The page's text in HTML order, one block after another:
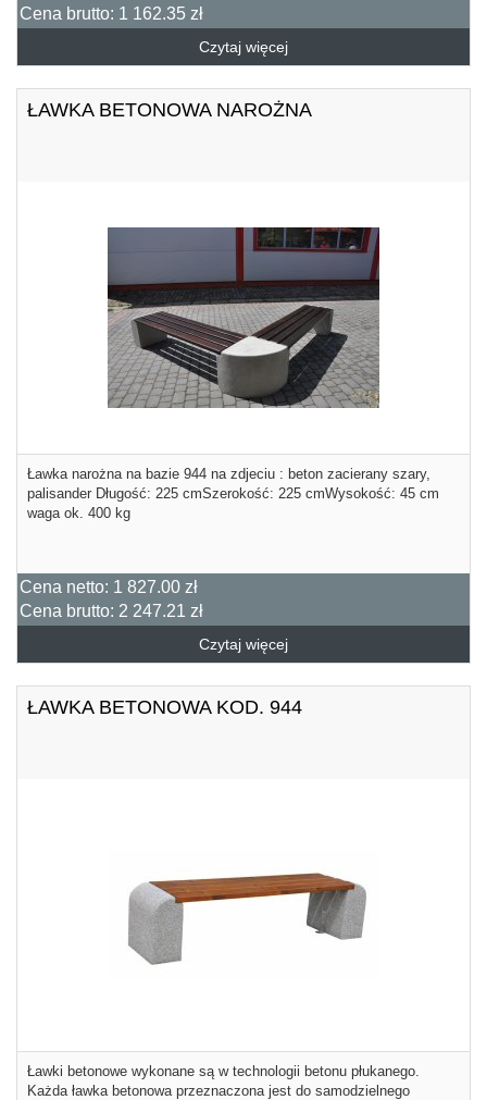
Cena brutto: 1 162.35 zł
Czytaj więcej
ŁAWKA BETONOWA NAROŻNA
Ławka narożna na bazie 944 na zdjeciu : beton zacierany szary,
palisander Długość: 225 cmSzerokość: 225 cmWysokość: 45 cm
waga ok. 400 kg
Cena netto: 1 827.00 zł
Cena brutto: 2 247.21 zł
Czytaj więcej
ŁAWKA BETONOWA KOD. 944
Ławki betonowe wykonane są w technologii betonu płukanego.
Każda ławka betonowa przeznaczona jest do samodzielnego